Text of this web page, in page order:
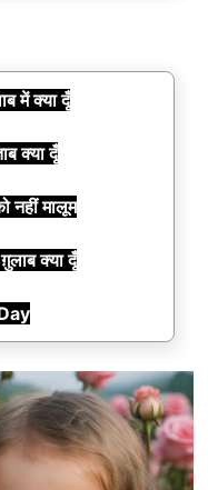
में क्या दूँ
क्या दूँ
नहीं मालूम
क्या दूँ